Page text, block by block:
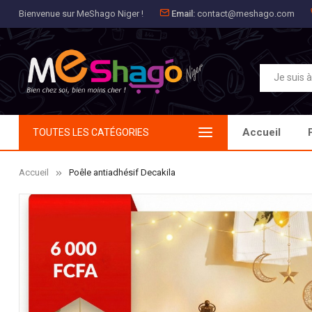
Bienvenue sur MeShago Niger ! Email: contact@meshago.com
TOUTES LES CATÉGORIES Accueil
Accueil Poêle antiadhésif Decakila
add_circle_outline